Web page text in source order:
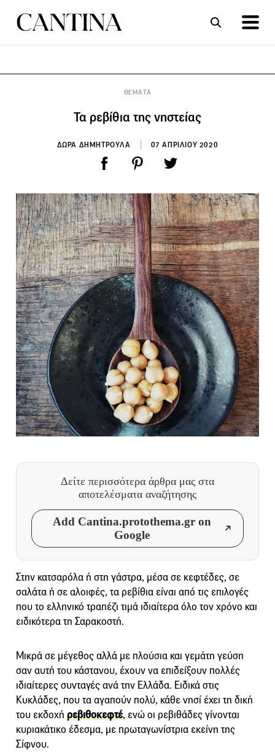
ΘΕΜΑΤΑ
Τα ρεβίθια της νηστείας
ΔΩΡΑ ΔΗΜΗΤΡΟΥΛΑ 07 ΑΠΡΙΛΙΟΥ 2020
Δείτε περισσότερα άρθρα μας στα
αποτελέσματα αναζήτησης
Add Cantina.protothema.gr on
Google
Στην κατσαρόλα ή στη γάστρα, μέσα σε κεφτέδες, σε
σαλάτα ή σε αλοιφές, τα ρεβίθια είναι από τις επιλογές
που το ελληνικό τραπέζι τιμά ιδιαίτερα όλο τον χρόνο και
ειδικότερα τη Σαρακοστή.
Μικρά σε μέγεθος αλλά με πλούσια και γεμάτη γεύση
σαν αυτή του κάστανου, έχουν να επιδείξουν πολλές
ιδιαίτερες συνταγές ανά την Ελλάδα. Ειδικά στις
Κυκλάδες, που τα αγαπούν πολύ, κάθε νησί έχει τη δική
του εκδοχή ρεβιθοκεφτέ, ενώ οι ρεβιθάδες γίνονται
κυριακάτικο έδεσµα, με πρωταγωνίστρια εκείνη της
Σίφνου.